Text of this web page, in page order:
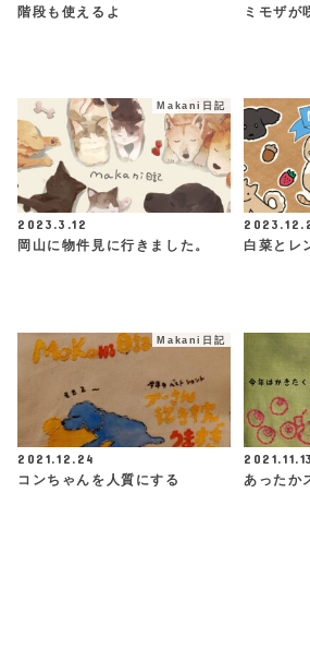
階段も使えるよ ミモザが
Makani日記
2023.3.12
岡山に物件見に行きました。 白菜とレ
Makani日記
2021.12.24
コンちゃんを人質にする
2021.11.13
あったか